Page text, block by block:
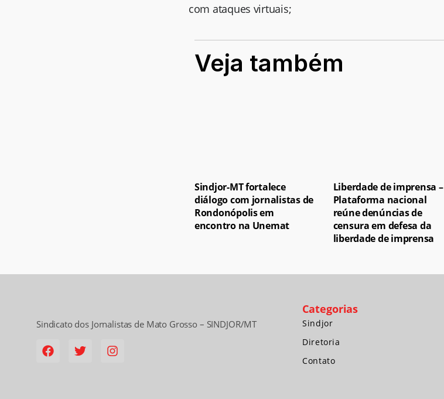
com ataques virtuais;
Veja também
Sindjor-MT fortalece
diálogo com jornalistas de
Rondonópolis em
encontro na Unemat
Liberdade de imprensa –
Plataforma nacional
reúne denúncias de
censura em defesa da
liberdade de imprensa
Sindicato dos Jornalistas de Mato Grosso – SINDJOR/MT
Categorias
Sindjor
Diretoria
Contato